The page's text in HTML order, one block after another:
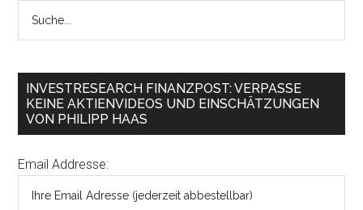
INVESTRESEARCH FINANZPOST: VERPASSE
KEINE AKTIENVIDEOS UND EINSCHÄTZUNGEN
VON PHILIPP HAAS
Email Addresse: